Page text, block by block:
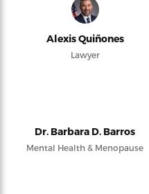
Alexis Quiñones
Lawyer
Dr. Barbara D. Barros
Mental Health & Menopause